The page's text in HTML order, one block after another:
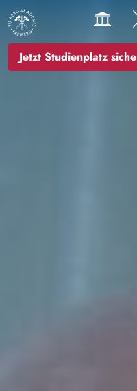
Jetzt Studienplatz
Bild